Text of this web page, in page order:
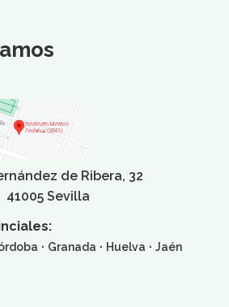
de Ribera, 32
41005 Sevilla
· Granada · Huelva · Jaén